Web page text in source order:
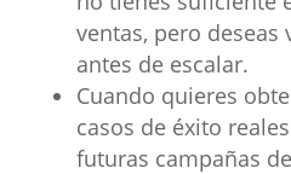
ventas, pero
antes de escalar.
Cuando quieres
casos de éxito
futuras campañas